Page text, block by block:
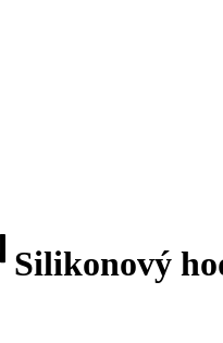
Silikonový